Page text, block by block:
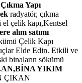
Yapı
radyatör, çıkma
el çelik kapı,Kentsel
alım satımı
Çelik Kapı
Elde Edin. Etkili ve
binaların sökümü
YIKIM
ÇIKAN